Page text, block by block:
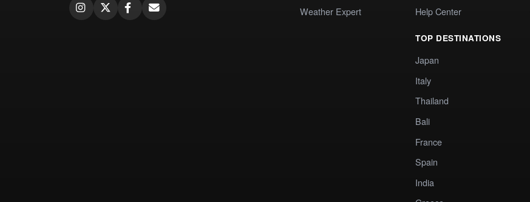
Weather Expert
Help Center
TOP DESTINATIONS
Japan
Italy
Thailand
Bali
France
Spain
India